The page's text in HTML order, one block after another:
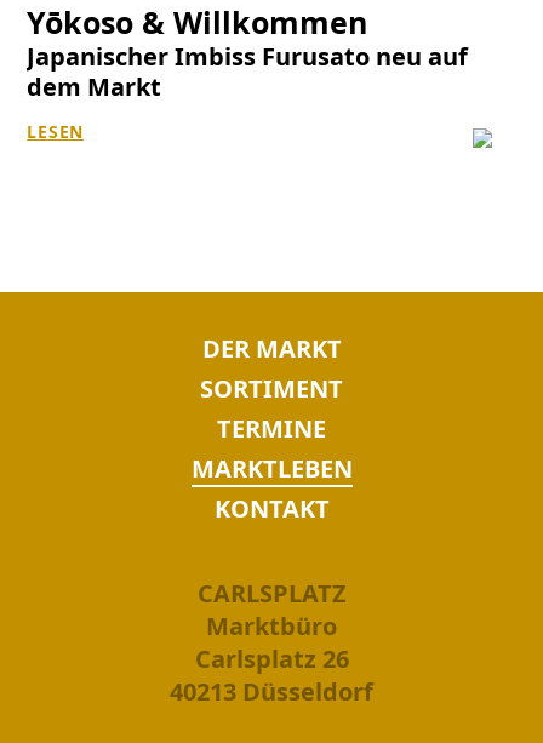
Yōkoso & Willkommen
Japanischer Imbiss Furusato neu auf
dem Markt
LESEN
NAVIGATION
ÜBERSPRINGEN
DER MARKT
SORTIMENT
TERMINE
MARKTLEBEN
KONTAKT
CARLSPLATZ
Marktbüro
Carlsplatz 26
40213 Düsseldorf